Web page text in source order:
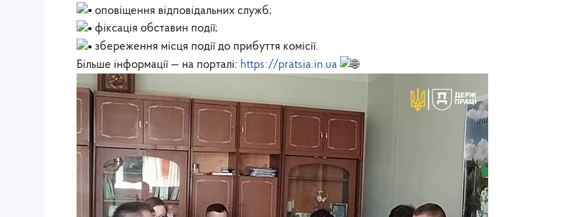
оповіщення відповідальних служб;
фіксація обставин події;
збереження місця події до прибуття комісії.
Більше інформації — на порталі: https://pratsia.in.ua